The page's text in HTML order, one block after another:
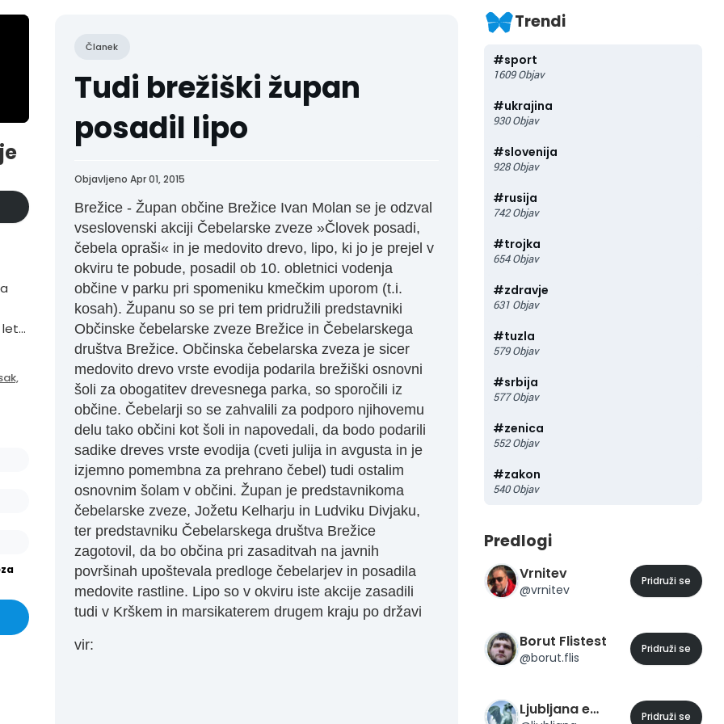
letu
Članek
Tudi brežiški župan
posadil lipo
Objavljeno Apr 01, 2015
Brežice - Župan občine Brežice Ivan Molan se je odzval
vseslovenski akciji Čebelarske zveze »Človek posadi,
čebela opraši« in je medovito drevo, lipo, ki jo je prejel v
okviru te pobude, posadil ob 10. obletnici vodenja
občine v parku pri spomeniku kmečkim uporom (t.i.
kosah). Županu so se pri tem pridružili predstavniki
Občinske čebelarske zveze Brežice in Čebelarskega
društva Brežice. Občinska čebelarska zveza je sicer
medovito drevo vrste evodija podarila brežiški osnovni
šoli za obogatitev drevesnega parka, so sporočili iz
občine. Čebelarji so se zahvalili za podporo njihovemu
delu tako občini kot šoli in napovedali, da bodo podarili
sadike dreves vrste evodija (cveti julija in avgusta in je
izjemno pomembna za prehrano čebel) tudi ostalim
osnovnim šolam v občini. Župan je predstavnikoma
čebelarske zveze, Jožetu Kelharju in Ludviku Divjaku,
ter predstavniku Čebelarskega društva Brežice
zagotovil, da bo občina pri zasaditvah na javnih
površinah upoštevala predloge čebelarjev in posadila
medovite rastline. Lipo so v okviru iste akcije zasadili
tudi v Krškem in marsikaterem drugem kraju po državi
vir:
Trendi
#sport
1609 Objav
#ukrajina
930 Objav
#slovenija
928 Objav
#rusija
742 Objav
#trojka
654 Objav
#zdravje
631 Objav
#tuzla
579 Objav
#srbija
577 Objav
#zenica
552 Objav
#zakon
540 Objav
Predlogi
Vrnitev
@vrnitev
Pridruži se
Borut Flistest
@borut.flis
Pridruži se
Ljubljana eMesto Pridruži se